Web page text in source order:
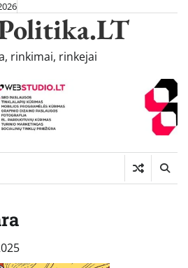
rinkimai, rinkejai